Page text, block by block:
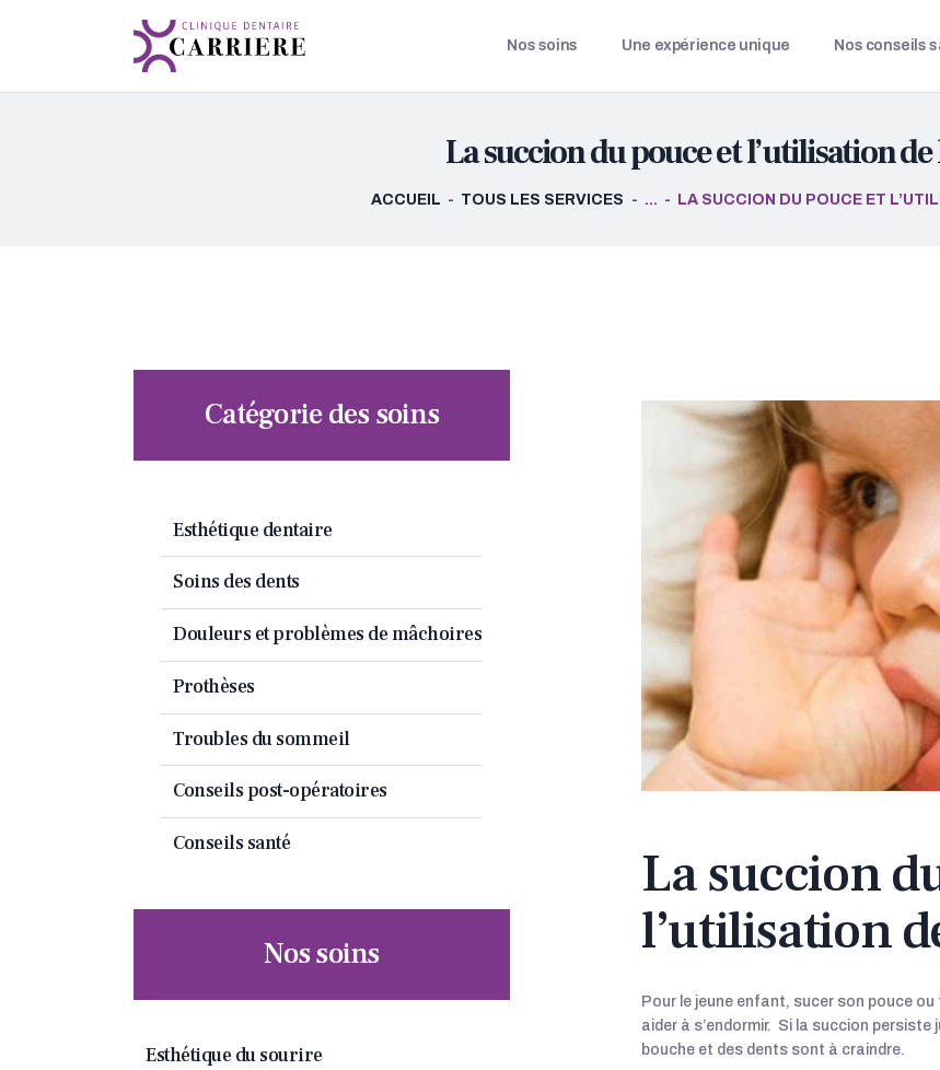
Nos soins Une expérience unique Nos conseils
La succion du pouce et l’utilisation de
ACCUEIL TOUS LES SERVICES ... LA SUCCION DU POUCE ET
CLINIQUE DENTAIRE
NOS CONSEILS SANTÉ
NOTRE CLINIQUE
La succion
l’utilisation
Pour le jeune enfant, sucer son pouce
aider à s’endormir. Si la succion
bouche et des dents sont à craindre.
Catégorie des soins
Esthétique dentaire
Soins des dents
Douleurs et problèmes de mâchoires
Prothèses
Troubles du sommeil
Conseils post-opératoires
Conseils santé
Nos soins
Esthétique du sourire